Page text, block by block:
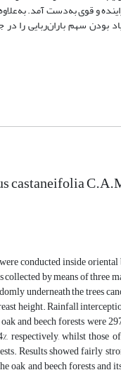
و قوی به‌دست آمد.
بودن سهم باران‌ربایی را
conducted inside oriental
by means of three
underneath the trees
height. Rainfall
and beech forests were
respectively, whilst those
Results showed fairly
and beech forests and